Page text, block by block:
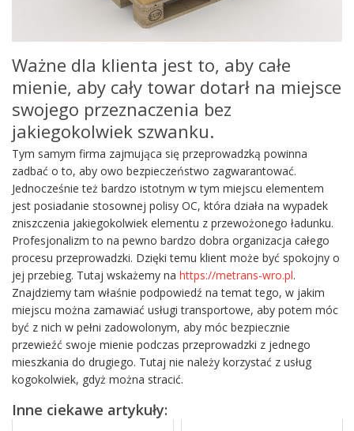
Ważne dla klienta jest to, aby całe
mienie, aby cały towar dotarł na miejsce
swojego przeznaczenia bez
jakiegokolwiek szwanku.
Tym samym firma zajmująca się przeprowadzką powinna
zadbać o to, aby owo bezpieczeństwo zagwarantować.
Jednocześnie też bardzo istotnym w tym miejscu elementem
jest posiadanie stosownej polisy OC, która działa na wypadek
zniszczenia jakiegokolwiek elementu z przewożonego ładunku.
Profesjonalizm to na pewno bardzo dobra organizacja całego
procesu przeprowadzki. Dzięki temu klient może być spokojny o
jej przebieg. Tutaj wskażemy na https://metrans-wro.pl.
Znajdziemy tam właśnie podpowiedź na temat tego, w jakim
miejscu można zamawiać usługi transportowe, aby potem móc
być z nich w pełni zadowolonym, aby móc bezpiecznie
przewieźć swoje mienie podczas przeprowadzki z jednego
mieszkania do drugiego. Tutaj nie należy korzystać z usług
kogokolwiek, gdyż można stracić.
Inne ciekawe artykuły: